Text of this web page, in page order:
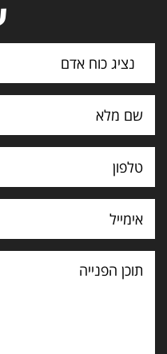
נציג כוח אדם
תוכן
הפנייה